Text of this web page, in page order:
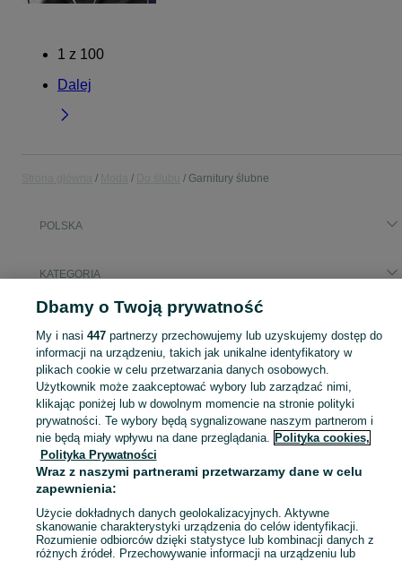
1 z 100
Dalej
Garnitury ślubne
POLSKA
KATEGORIA
Popularne wyszukiwania
smoking ślubny xl garnitur ślubny plus size
Szeroki wybór garniturów ślubnych w Polsce ▶️ klasyczne, slim fit, dwu- i trzyczęściowe ✅ Nowe i używane w atrakcyjnych cenach ✌ Sprawdź oferty na OLX.pl! Zobacz
Mapa kategorii
Mapa miejscowości
Mapa ministron
Popularne wyszukiwania
Dbamy o Twoją prywatność
My i nasi 447partnerzy przechowujemy lub uzyskujemy dostęp do
informacji na urządzeniu, takich jak unikalne identyfikatory w
plikach cookie w celu przetwarzania danych osobowych.
Użytkownik może zaakceptować wybory lub zarządzać nimi,
klikając poniżej lub w dowolnym momencie na stronie polityki
prywatności. Te wybory będą sygnalizowane naszym partnerom i
nie będą miały wpływu na dane przeglądania. Polityka cookies,
Polityka Prywatności
Wraz z naszymi partnerami przetwarzamy dane w celu
zapewnienia:
Użycie dokładnych danych geolokalizacyjnych. Aktywne
skanowanie charakterystyki urządzenia do celów identyfikacji.
Rozumienie odbiorców dzięki statystyce lub kombinacji danych z
różnych źródeł. Przechowywanie informacji na urządzeniu lub